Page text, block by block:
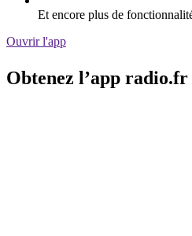
Et encore plus de
Ouvrir l'app
Obtenez l’app